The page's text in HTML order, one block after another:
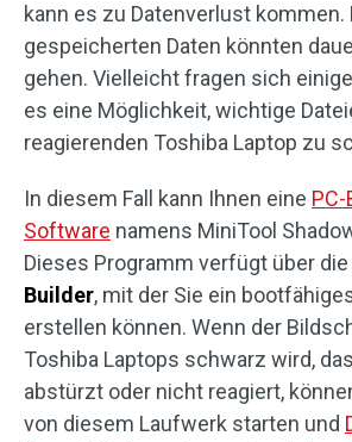
kann es zu Datenverlust kommen.
gespeicherten Daten könnten
gehen. Vielleicht fragen sich
es eine Möglichkeit, wichtige
reagierenden Toshiba Laptop zu
In diesem Fall kann Ihnen eine
Software namens MiniTool
Dieses Programm verfügt über
Builder, mit der Sie ein
erstellen können. Wenn der
Toshiba Laptops schwarz wird,
abstürzt oder nicht reagiert,
von diesem Laufwerk starten und